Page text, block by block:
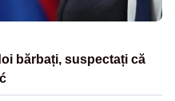
bărbați, suspectați că